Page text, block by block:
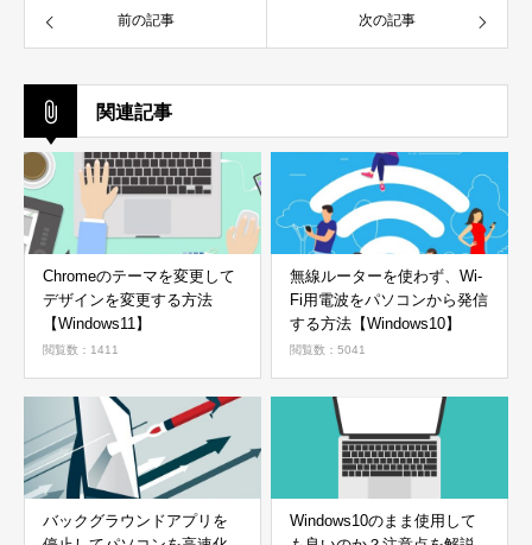
前の記事 次の記事
関連記事
Chromeのテーマを変更して
デザインを変更する方法
【Windows11】
閲覧数：1411
無線ルーターを使わず、Wi-
Fi用電波をパソコンから発信
する方法【Windows10】
閲覧数：5041
バックグラウンドアプリを
Windows10のまま使用して